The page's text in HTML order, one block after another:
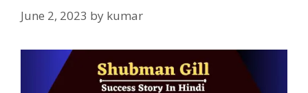
June 2, 2023 by kumar